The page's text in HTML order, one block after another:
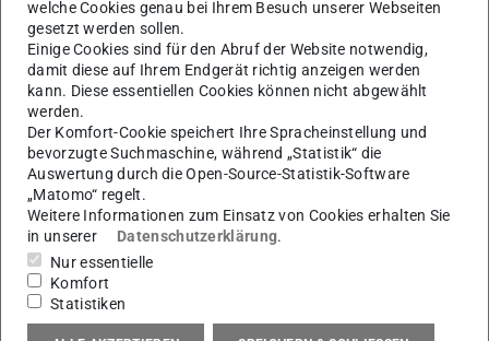
K
welche Cookies genau bei Ihrem Besuch unserer Webseiten
gesetzt werden sollen.
Einige Cookies sind für den Abruf der Website notwendig,
damit diese auf Ihrem Endgerät richtig anzeigen werden
kann. Diese essentiellen Cookies können nicht abgewählt
werden.
Der Komfort-Cookie speichert Ihre Spracheinstellung und
bevorzugte Suchmaschine, während „Statistik“ die
Auswertung durch die Open-Source-Statistik-Software
„Matomo“ regelt.
Weitere Informationen zum Einsatz von Cookies erhalten Sie
in unserer
Datenschutzerklärung.
Nur essentielle
Komfort
Statistiken